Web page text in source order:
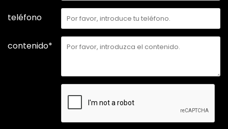
teléfono
contenido*